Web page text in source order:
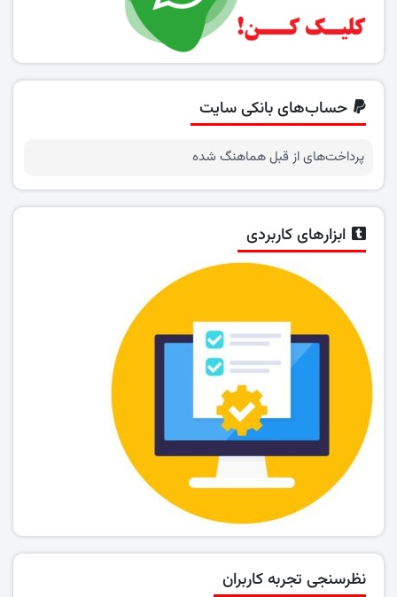
حساب‌های بانکی سایت
پرداخت‌های از قبل هماهنگ شده
ابزارهای کاربردی
نظرسنجی تجربه کاربران